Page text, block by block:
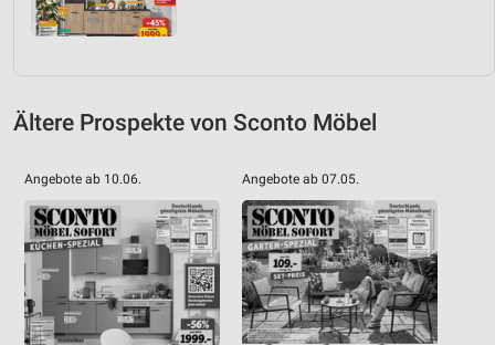
Ältere Prospekte von Sconto Möbel
Angebote ab 10.06. Angebote ab 07.05.